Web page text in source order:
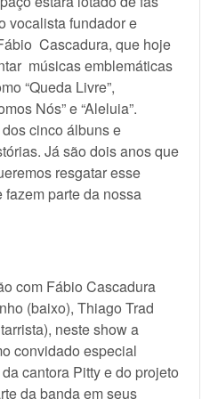
vocalista fundador e
Cascadura, que hoje
músicas emblemáticas
“Queda Livre”,
Nós” e “Aleluia”.
cinco álbuns e
Já são dois anos que
resgatar esse
parte da nossa
com Fábio Cascadura
(baixo), Thiago Trad
neste show a
convidado especial
cantora Pitty e do projeto
da banda em seus